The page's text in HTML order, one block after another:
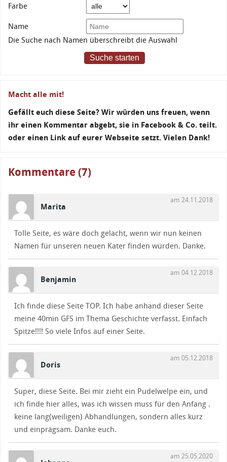
Farbe
Name
Die Suche nach Namen überschreibt die Auswahl
Suche starten
Macht alle mit!
Gefällt euch diese Seite? Wir würden uns freuen, wenn
ihr einen Kommentar abgebt, sie in Facebook & Co. teilt.
oder einen Link auf eurer Webseite setzt. Vielen Dank!
Kommentare (7)
Marita
am 24.11.2018
Tolle Seite, es wäre doch gelacht, wenn wir nun keinen
Namen für unseren neuen Kater finden würden. Danke.
Benjamin
am 04.12.2018
Ich finde diese Seite TOP. Ich habe anhand dieser Seite
meine 40min GFS im Thema Geschichte verfasst. Einfach
Spitze!!!! So viele Infos auf einer Seite.
Doris
am 05.12.2018
Super, diese Seite. Bei mir zieht ein Pudelwelpe ein, und
ich finde hier alles, was ich wissen muss für den Anfang .
keine lang(weiligen) Abhandlungen, sondern alles kurz
und einprägsam. Danke euch.
am 25.05.2020